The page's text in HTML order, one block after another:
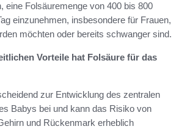
eine Folsäuremenge von 400 bis 800
einzunehmen, insbesondere für Frauen,
möchten oder bereits schwanger sind.
Vorteile hat Folsäure für das
zur Entwicklung des zentralen
Babys bei und kann das Risiko von
und Rückenmark erheblich